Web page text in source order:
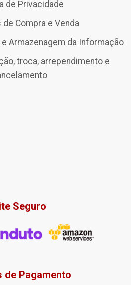
de Privacidade
de Compra e Venda
Armazenagem da Informação
troca, arrependimento e
Seguro
de Pagamento